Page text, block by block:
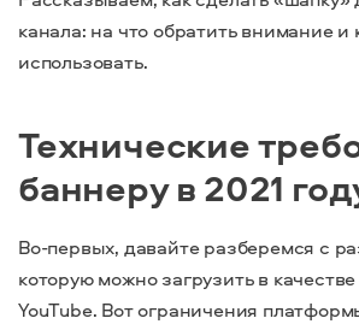
канала: на что обратить внимание и
использовать.
Технические
баннеру в 2021
Во-первых, давайте разберемся с
которую можно загрузить в
YouTube. Вот ограничения